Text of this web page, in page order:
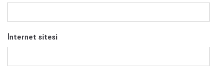
İnternet sitesi